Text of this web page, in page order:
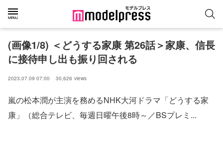
(画像1/8) ＜どうする家康 第26話＞家康、信長
に接待申し出も振り回される
2023.07.09 07:00 30,626 views
嵐の松本潤が主演を務めるNHK大河ドラマ「どうする家
康」（総合テレビ、毎週日曜午後8時～／BSプレミ...